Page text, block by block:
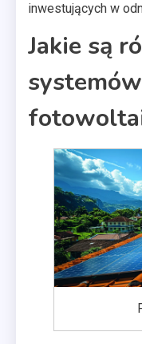
inwestujących w
Jakie są
systemów